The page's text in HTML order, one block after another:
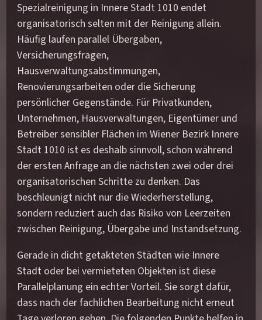
Spezialreinigung in Innere Stadt 1010 endet
organisatorisch selten mit der Reinigung allein.
Häufig laufen parallel Übergaben,
Versicherungsfragen,
Hausverwaltungsabstimmungen,
Renovierungsarbeiten oder die Sicherung
persönlicher Gegenstände. Für Privatkunden,
Unternehmen, Hausverwaltungen, Eigentümer und
Betreiber sensibler Flächen im Wiener Bezirk Innere
Stadt 1010 ist es deshalb sinnvoll, schon während
der ersten Anfrage an die nächsten zwei oder drei
organisatorischen Schritte zu denken. Das
beschleunigt nicht nur die Wiederherstellung,
sondern reduziert auch das Risiko von Leerzeiten
zwischen Reinigung, Übergabe und Instandsetzung.
Gerade in dicht getakteten Städten wie Innere
Stadt oder bei vermieteten Objekten ist diese
Parallelplanung ein echter Vorteil. Sie sorgt dafür,
dass nach der fachlichen Bearbeitung nicht erneut